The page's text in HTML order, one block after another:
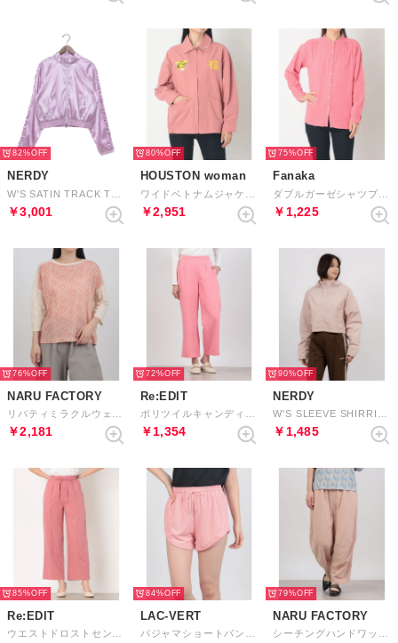
82%
NERDY
￥3,001
80%
HOUSTON woman
￥2,951
75%
Fanaka
￥1,225
76%
NARU FACTORY
￥2,181
72%
Re:EDIT
￥1,354
90%
NERDY
￥1,485
85%
Re:EDIT
ウエストドロストセンターピンタックストレートパンツ （ピンク）
84%
LAC-VERT
パジャマショートパンツ （ピンク）
79%
NARU FACTORY
シーチングハンドワッシャー トリップパンツ （16）